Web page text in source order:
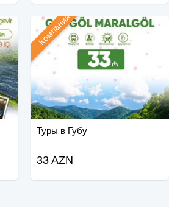
Туры в Губу
Компания
33 AZN